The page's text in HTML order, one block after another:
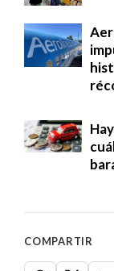
COMPARTIR